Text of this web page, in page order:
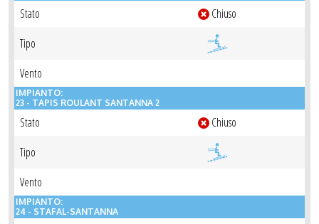
Stato
Chiuso
Tipo
Vento
IMPIANTO:
23 - TAPIS ROULANT SANTANNA 2
Stato
Chiuso
Tipo
Vento
IMPIANTO:
24 - STAFAL-SANTANNA